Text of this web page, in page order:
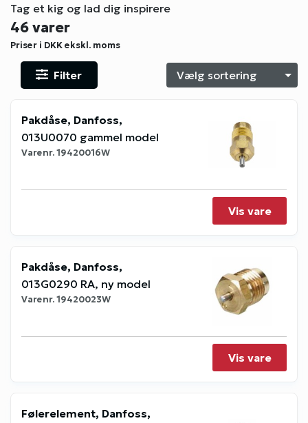
Tag et kig og lad dig inspirere
46 varer
Priser i DKKekskl. moms
Filter
Pakdåse, Danfoss,
013U0070 gammel model
Varenr.19420016W
Vis vare
Pakdåse, Danfoss,
013G0290 RA, ny model
Varenr.19420023W
Vis vare
Følerelement, Danfoss,